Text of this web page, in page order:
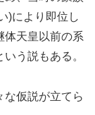
)により即位し
体天皇以前の系
う説もある。
な仮説が立てら